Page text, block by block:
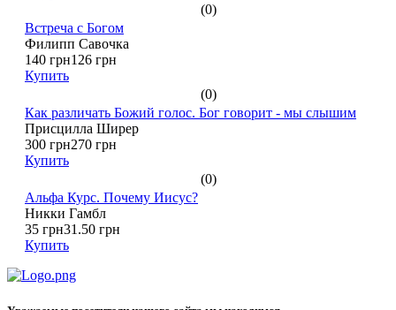
(0)
Встреча с Богом
Филипп Савочка
140 грн126 грн
Купить
(0)
Как различать Божий голос. Бог говорит - мы слышим
Присцилла Ширер
300 грн270 грн
Купить
(0)
Альфа Курс. Почему Иисус?
Никки Гамбл
35 грн31.50 грн
Купить